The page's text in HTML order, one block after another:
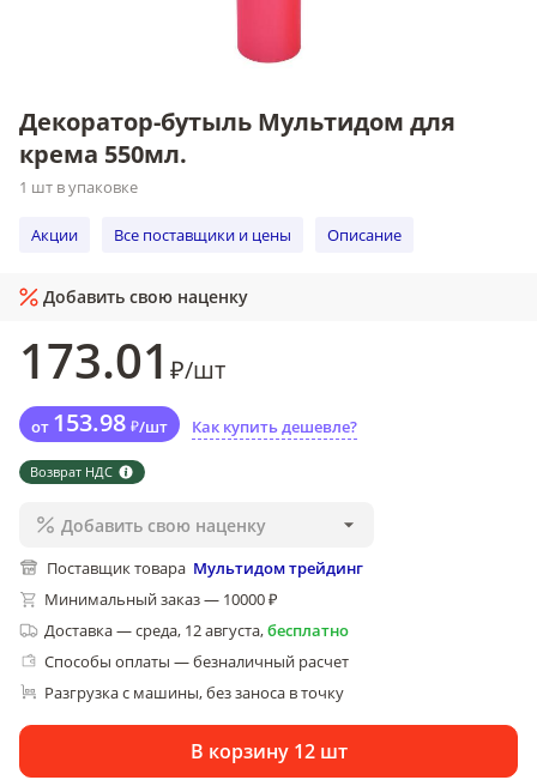
Декоратор-бутыль Мультидом для
крема 550мл.
1 шт в упаковке
Акции Все поставщики и цены Описание
Добавить свою наценку
173.01 ₽/шт
от 153.98 ₽/шт Как купить дешевле?
Возврат НДС
Добавить свою наценку
Поставщик товара Мультидом трейдинг
Минимальный заказ — 10000 ₽
Доставка—среда, 12 августа,бесплатно
Способы оплаты — безналичный расчет
Разгрузка с машины, без заноса в точку
В корзину 12 шт